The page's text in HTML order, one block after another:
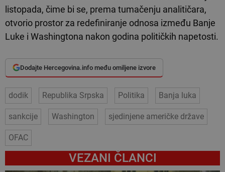
listopada, čime bi se, prema tumačenju analitičara,
otvorio prostor za redefiniranje odnosa između Banje
Luke i Washingtona nakon godina političkih napetosti.
Dodajte Hercegovina.info među omiljene izvore
dodik Republika Srpska Politika Banja luka
sankcije Washington sjedinjene američke države
OFAC
VEZANI ČLANCI